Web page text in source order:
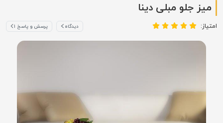
میز جلو مبلی دینا
امتیاز: دیدگاه پرسش و پاسخ ۱